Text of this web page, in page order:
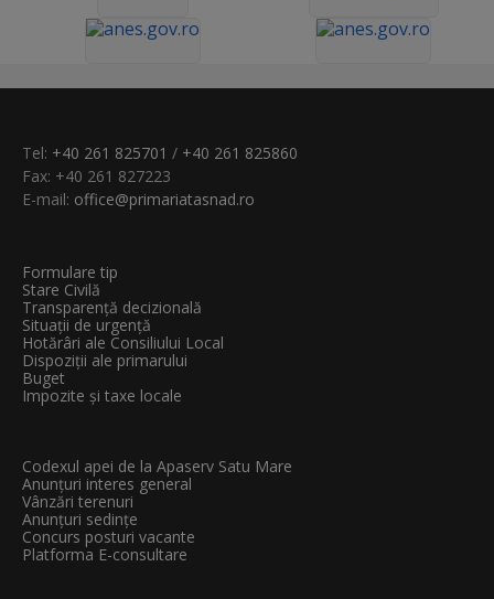
Tel: +40 261 825701 / +40 261 825860
Fax: +40 261 827223
E-mail: office@primariatasnad.ro
Formulare tip
Stare Civilă
Transparenţă decizională
Situații de urgență
Hotărâri ale Consiliului Local
Dispoziții ale primarului
Buget
Impozite și taxe locale
Codexul apei de la Apaserv Satu Mare
Anunțuri interes general
Vânzări terenuri
Anunțuri sedințe
Concurs posturi vacante
Platforma E-consultare